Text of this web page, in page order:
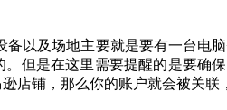
以及场地主要就是要有一台电
但是在这里需要提醒的是要确
店铺，那么你的账户就会被关联